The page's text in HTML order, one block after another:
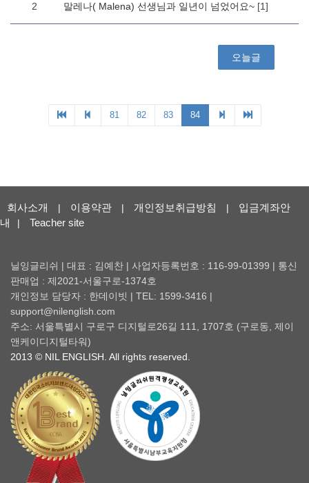
2 말레나( Malena) 선생님과 일년이 넘었어요~ [1]
오늘글
81 82 83 84
회사소개 | 이용약관 | 개인정보취급방침 |
입금계좌안
내
| Teacher site
닐잉글리쉬 | 대표 : 김예찬 | 사업자등록번호 : 116-99-01399 | 통신
판매업 : 제2021-서울구로-1374호
개인정보 담당자 : 한데이빗 | TEL: 1599-3416 |
support@nilenglish.com
주소: 서울특별시 구로구 디지털로26길 111, 1707호 (구로동, 제이
앤케이디지털타워)
2013 © NIL ENGLISH. All rights reserved.